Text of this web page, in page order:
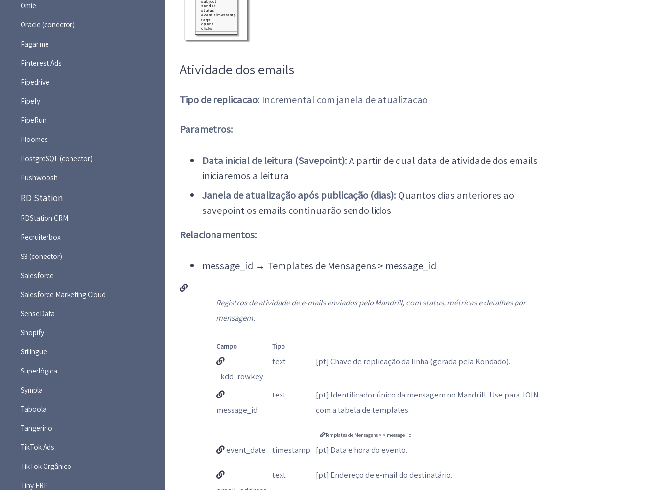
Omie
Oracle (conector)
Pagar.me
Pinterest Ads
Pipedrive
Pipefy
PipeRun
Ploomes
PostgreSQL (conector)
Pushwoosh
RD Station
RDStation CRM
Recruiterbox
S3 (conector)
Salesforce
Salesforce Marketing Cloud
SenseData
Shopify
Stilingue
Superlógica
Sympla
Taboola
Tangerino
TikTok Ads
TikTok Orgânico
Tiny ERP
Atividade dos emails
Tipo de replicacao: Incremental com janela de atualizacao
Parametros:
Data inicial de leitura (Savepoint):A partir de qual data de atividade dos emails
iniciaremos a leitura
Janela de atualização após publicação (dias): Quantos dias anteriores ao
savepoint os emails continuarão sendo lidos
Relacionamentos:
message_id → Templates de Mensagens > message_id
Registros de atividade de e-mails enviados pelo Mandrill, com status, métricas e detalhes por
mensagem.
Campo Tipo
_kdd_rowkey
text [pt] Chave de replicação da linha (gerada pela Kondado).
message_id
text
[pt] Identificador único da mensagem no Mandrill. Use para JOIN
com a tabela de templates.
Templates de Mensagens > > message_id
event_date timestamp [pt] Data e hora do evento.
text [pt] Endereço de e-mail do destinatário.